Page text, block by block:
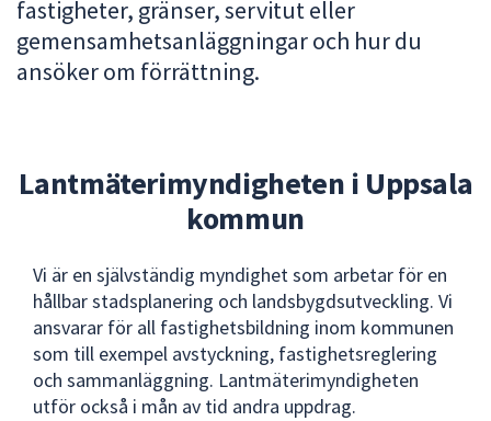
att
navigera
för
av
dem.
fastigheter, gränser, servitut eller
gemensamhetsanläggningar och hur du
ansöker om förrättning.
Lantmäterimyndigheten i Uppsala
kommun
Vi är en självständig myndighet som arbetar för en
hållbar stadsplanering och landsbygdsutveckling. Vi
ansvarar för all fastighetsbildning inom kommunen
som till exempel avstyckning, fastighetsreglering
och sammanläggning. Lantmäterimyndigheten
utför också i mån av tid andra uppdrag.